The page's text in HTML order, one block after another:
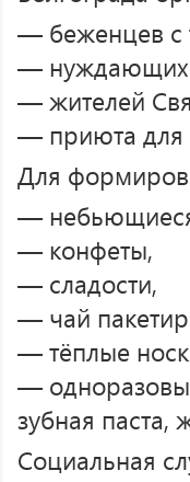
— беженцев с
—
— жителей
— приюта для
Для
—
— конфеты,
— сладости,
— чай
— тёплые
—
зубная
Социальная